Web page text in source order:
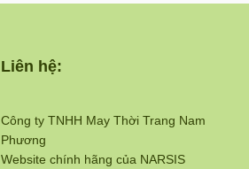
Công ty TNHH May Thời Trang Nam
Phương
Website chính hãng của NARSIS
Liên hệ: